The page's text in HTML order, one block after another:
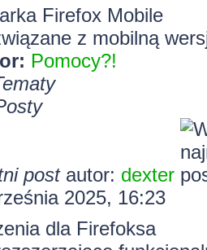
Firefox Mobile
z mobilną
Pomocy?!
postautor: dexter
2025, 16:23
dla Firefoksa